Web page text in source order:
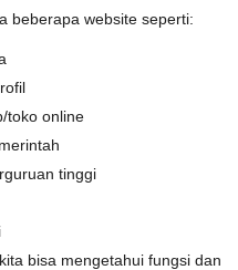
beberapa website seperti:
toko online
tinggi
bisa mengetahui fungsi dan